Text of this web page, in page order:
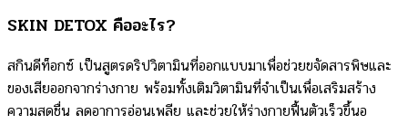
SKIN DETOX คืออะไร?
สกินดีท็อกซ์ เป็นสูตรดริปวิตามินที่ออกแบบมาเพื่อช่วยขจัดสารพิษและ
ของเสียออกจากร่างกาย พร้อมทั้งเติมวิตามินที่จำเป็นเพื่อเสริมสร้าง
ความสดชื่น ลดอาการอ่อนเพลีย และช่วยให้ร่างกายฟื้นตัวเร็วขึ้นอ